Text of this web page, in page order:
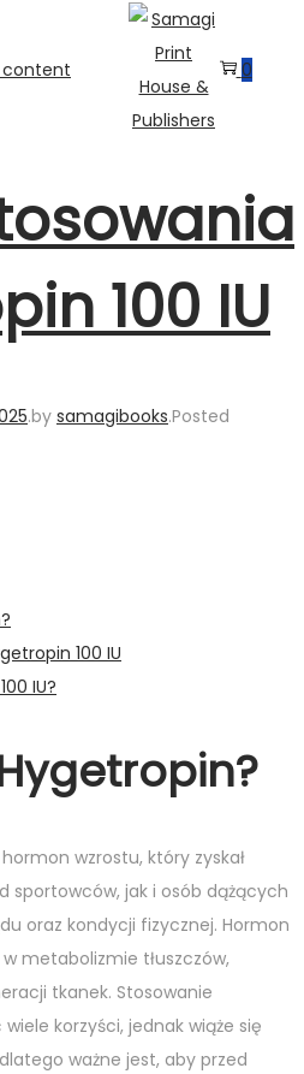
content 0
100 IU
.by samagibooks.Posted
100 IU
IU?
wzrostu, który zyskał
sportowców, jak i osób dążących
oraz kondycji fizycznej. Hormon
metabolizmie tłuszczów,
tkanek. Stosowanie
korzyści, jednak wiąże się
ważne jest, aby przed